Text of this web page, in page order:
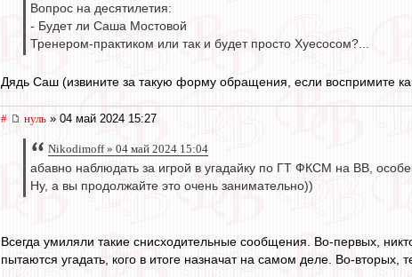
Вопрос на десятилетия:
- Будет ли Саша Мостовой
Тренером-практиком или так и будет просто Хуесосом?...
Дядь Саш (извините за такую форму обращения, если воспримите
# нуль » 04 май 2024 15:27
Nikodimoff » 04 май 2024 15:04
абавно наблюдать за игрой в угадайку по ГТ ФКСМ на ВВ,
Ну, а вы продолжайте это очень занимательно))
Всегда умиляли такие снисходительные сообщения. Во-первых,
пытаются угадать, кого в итоге назначат на самом деле. Во-вторых,